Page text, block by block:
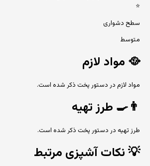
⭐
سطح دشواری
متوسط
🥘 مواد لازم
مواد لازم در دستور پخت ذکر شده است.
👨‍🍳 طرز تهیه
طرز تهیه در دستور پخت ذکر شده است.
💡نکات آشپزی مرتبط